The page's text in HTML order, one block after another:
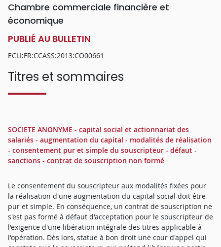
Chambre commerciale financière et
économique
PUBLIÉ AU BULLETIN
ECLI:FR:CCASS:2013:CO00661
Titres et sommaires
SOCIETE ANONYME - capital social et actionnariat des
salariés - augmentation du capital - modalités de réalisation
- consentement pur et simple du souscripteur - défaut -
sanctions - contrat de souscription non formé
Le consentement du souscripteur aux modalités fixées pour
la réalisation d'une augmentation du capital social doit être
pur et simple. En conséquence, un contrat de souscription ne
s'est pas formé à défaut d'acceptation pour le souscripteur de
l'exigence d'une libération intégrale des titres applicable à
l'opération. Dès lors, statue à bon droit une cour d'appel qui